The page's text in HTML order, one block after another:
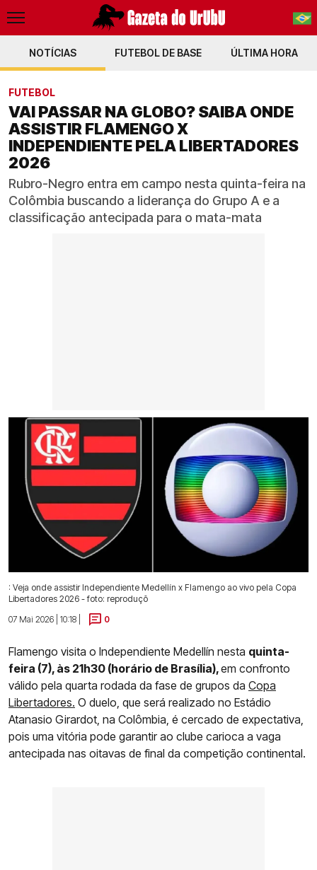
PT-BR
NOTÍCIAS FUTEBOL DE BASE ÚLTIMA HORA
FUTEBOL
VAI PASSAR NA GLOBO? SAIBA ONDE
ASSISTIR FLAMENGO X
INDEPENDIENTE PELA LIBERTADORES
2026
Rubro-Negro entra em campo nesta quinta-feira na
Colômbia buscando a liderança do Grupo A e a
classificação antecipada para o mata-mata
: Veja onde assistir Independiente Medellín x Flamengo ao vivo pela Copa
Libertadores 2026 - foto: reproduçõ
07 Mai 2026 | 10:18 |
0
Flamengo visita o Independiente Medellín nesta quinta-
feira (7), às 21h30 (horário de Brasília),em confronto
válido pela quarta rodada da fase de grupos da Copa
Libertadores. O duelo, que será realizado no Estádio
Atanasio Girardot, na Colômbia, é cercado de expectativa,
pois uma vitória pode garantir ao clube carioca a vaga
antecipada nas oitavas de final da competição continental.